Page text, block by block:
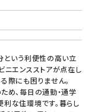
という利便性の高い立
ニエンスストアが点在し
際にも困りません。
め、毎日の通勤・通学
な住環境です。暮らし